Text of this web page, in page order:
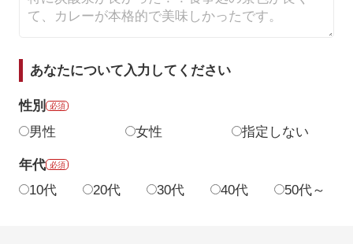
あなたについて入力してください
性別 必須
男性 女性 指定しない
年代 必須
10代 20代 30代 40代 50代～